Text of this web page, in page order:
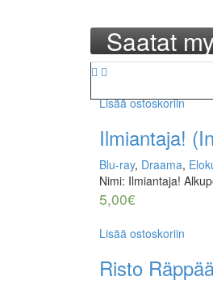
Saatat
Lisää ostoskoriin
Ilmiantaja!
Blu-ray, Draama,
Nimi: Ilmiantaja!
5,00€
Lisää ostoskoriin
Risto